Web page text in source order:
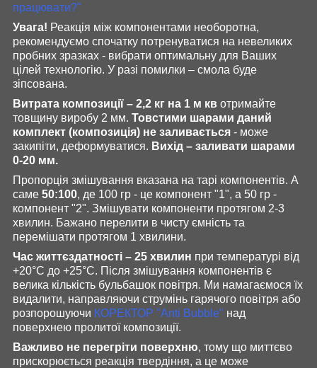
працювати?"
Увага! Реакція між компонентами необоротна,
рекомендуємо спочатку потренуватися на невеликих
пробних зразках - вибрати оптимальну для Ваших
цілей технологію. У разі помилки – смола буде
зіпсована.
Витрата композиції – 2,2 кг на 1 м кв отримайте
товщину виробу 2 мм. Товстими шарами даний
комплект (композиція) не заливається - може
закипіти, деформуватися. Вихід – заливати шарами
0-20 мм.
Пропорція змішування вказана на тарі компонентів. А
саме 50:100, де 100 гр - це компонент "1", а 50 гр -
компонент "2". Змішувати компоненти протягом 2-3
хвилин. Бажано перелити в чисту ємність та
перемішати протягом 1 хвилини.
Час життєздатності – 25 хвилин при температурі від
+20°С до +25°С. Після змішування компонентів є
велика кількість бульбашок повітря. Ми намагаємося їх
видалити, направляючи струмінь гарячого повітря або
розпорошуючи КОРЕКТОР "Anti Bubble" над
поверхнею пролитої композиції.
Важливо не перегріти поверхню, тому що миттєво
прискорюється реакція твердіння, а це може